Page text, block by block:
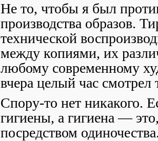
Не то, чтобы я был
производства образов.
технической
между копиями, их
любому современному
вчера целый час
Спору-то нет никакого.
гигиены, а гигиена —
посредством